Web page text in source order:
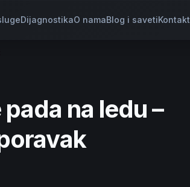
DijagnostikaO namaBlog i savetiKontakt
na ledu –